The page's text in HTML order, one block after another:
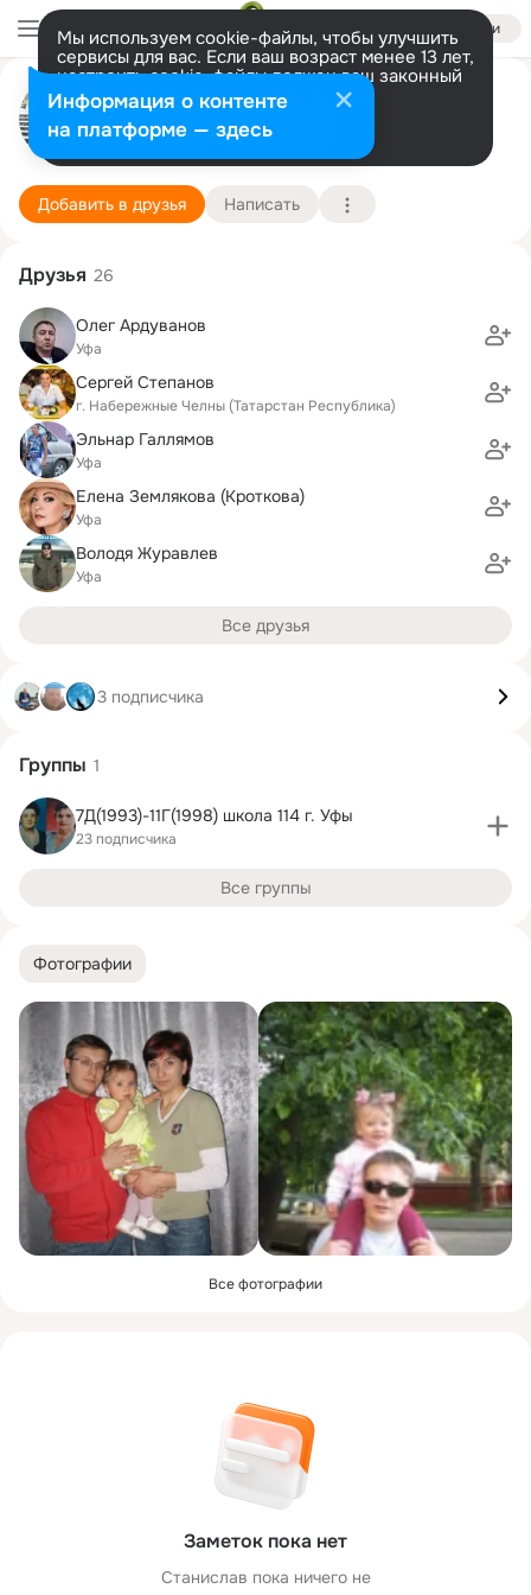
Войти
Мы используем cookie-файлы, чтобы улучшить
сервисы для вас. Если ваш возраст менее 13 лет,
настроить cookie-файлы должен ваш законный
представитель. Больше информации
Разрешить все Настроить
Станислав Казанцев
Москва 29 июля (45 лет)
Подробнее
Добавить в друзья Написать
Фотографии
Все фотографии
Заметок пока нет
Станислав пока ничего не
Друзья 26
Олег Ардуванов
Уфа
Сергей Степанов
г. Набережные Челны (Татарстан Республика)
Эльнар Галлямов
Уфа
Елена Землякова (Кроткова)
Уфа
Володя Журавлев
Уфа
Все друзья
3 подписчика
Группы 1
7Д(1993)-11Г(1998) школа 114 г. Уфы
23 подписчика
Все группы
Информация о контенте
на платформе — здесь